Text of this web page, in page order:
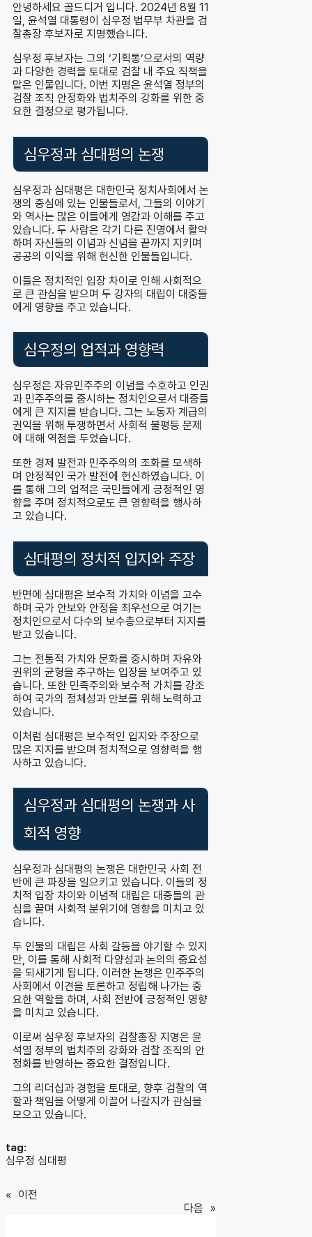
안녕하세요 골드디거 입니다. 2024년 8월 11
일, 윤석열 대통령이 심우정 법무부 차관을 검
찰총장 후보자로 지명했습니다.
심우정 후보자는 그의 ‘기획통’으로서의 역량
과 다양한 경력을 토대로 검찰 내 주요 직책을
맡은 인물입니다. 이번 지명은 윤석열 정부의
검찰 조직 안정화와 법치주의 강화를 위한 중
요한 결정으로 평가됩니다.
심우정과 심대평의 논쟁
심우정과 심대평은 대한민국 정치사회에서 논
쟁의 중심에 있는 인물들로서, 그들의 이야기
와 역사는 많은 이들에게 영감과 이해를 주고
있습니다. 두 사람은 각기 다른 진영에서 활약
하며 자신들의 이념과 신념을 끝까지 지키며
공공의 이익을 위해 헌신한 인물들입니다.
이들은 정치적인 입장 차이로 인해 사회적으
로 큰 관심을 받으며 두 강자의 대립이 대중들
에게 영향을 주고 있습니다.
심우정의 업적과 영향력
심우정은 자유민주주의 이념을 수호하고 인권
과 민주주의를 중시하는 정치인으로서 대중들
에게 큰 지지를 받습니다. 그는 노동자 계급의
권익을 위해 투쟁하면서 사회적 불평등 문제
에 대해 역점을 두었습니다.
또한 경제 발전과 민주주의의 조화를 모색하
며 안정적인 국가 발전에 헌신하였습니다. 이
를 통해 그의 업적은 국민들에게 긍정적인 영
향을 주며 정치적으로도 큰 영향력을 행사하
고 있습니다.
심대평의 정치적 입지와 주장
반면에 심대평은 보수적 가치와 이념을 고수
하며 국가 안보와 안정을 최우선으로 여기는
정치인으로서 다수의 보수층으로부터 지지를
받고 있습니다.
그는 전통적 가치와 문화를 중시하며 자유와
권위의 균형을 추구하는 입장을 보여주고 있
습니다. 또한 민족주의와 보수적 가치를 강조
하여 국가의 정체성과 안보를 위해 노력하고
있습니다.
이처럼 심대평은 보수적인 입지와 주장으로
많은 지지를 받으며 정치적으로 영향력을 행
사하고 있습니다.
심우정과 심대평의 논쟁과 사
회적 영향
심우정과 심대평의 논쟁은 대한민국 사회 전
반에 큰 파장을 일으키고 있습니다. 이들의 정
치적 입장 차이와 이념적 대립은 대중들의 관
심을 끌며 사회적 분위기에 영향을 미치고 있
습니다.
두 인물의 대립은 사회 갈등을 야기할 수 있지
만, 이를 통해 사회적 다양성과 논의의 중요성
을 되새기게 됩니다. 이러한 논쟁은 민주주의
사회에서 이견을 토론하고 정립해 나가는 중
요한 역할을 하며, 사회 전반에 긍정적인 영향
을 미치고 있습니다.
이로써 심우정 후보자의 검찰총장 지명은 윤
석열 정부의 법치주의 강화와 검찰 조직의 안
정화를 반영하는 중요한 결정입니다.
그의 리더십과 경험을 토대로, 향후 검찰의 역
할과 책임을 어떻게 이끌어 나갈지가 관심을
모으고 있습니다.
tag:
심우정 심대평
« 이전
다음 »